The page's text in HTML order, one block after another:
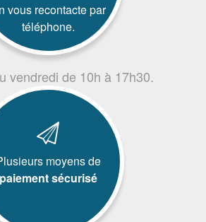
vous recontacte par
téléphone.
vendredi de 10h à 17h30.
moyens de
paiement sécurisé